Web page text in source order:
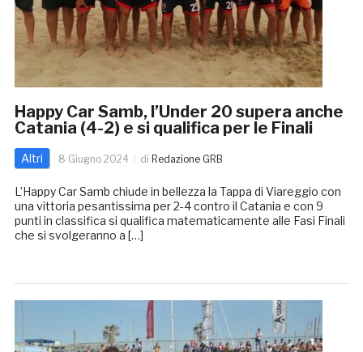
Happy Car Samb, l’Under 20 supera anche
Catania (4-2) e si qualifica per le Finali
Altri 8 Giugno 2024 di Redazione GRB
L’Happy Car Samb chiude in bellezza la Tappa di Viareggio con
una vittoria pesantissima per 2-4 contro il Catania e con 9
punti in classifica si qualifica matematicamente alle Fasi Finali
che si svolgeranno a […]